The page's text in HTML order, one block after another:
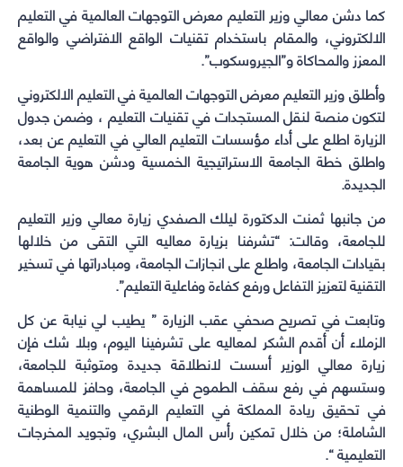
كما دشن معالي وزير التعليم معرض التوجهات العالمية في التعليم
الالكتروني، والمقام باستخدام تقنيات الواقع الافتراضي والواقع
المعزز والمحاكاة و”الجيروسكوب”.
وأطلق وزير التعليم معرض التوجهات العالمية في التعليم الالكتروني
لتكون منصة لنقل المستجدات في تقنيات التعليم ، وضمن جدول
الزيارة اطلع على أداء مؤسسات التعليم العالي في التعليم عن بعد،
واطلق خطة الجامعة الاستراتيجية الخمسية ودشن هوية الجامعة
الجديدة.
من جانبها ثمنت الدكتورة ليلك الصفدي زيارة معالي وزير التعليم
للجامعة، وقالت: “تشرفنا بزيارة معاليه التي التقى من خلالها
بقيادات الجامعة، واطلع على انجازات الجامعة، ومبادراتها في تسخير
التقنية لتعزيز التفاعل ورفع كفاءة وفاعلية التعليم”.
وتابعت في تصريح صحفي عقب الزيارة ” يطيب لي نيابة عن كل
الزملاء أن أقدم الشكر لمعاليه على تشرفينا اليوم، وبلا شك فإن
زيارة معالي الوزير أسست لانطلاقة جديدة ومتوثبة للجامعة،
وستسهم في رفع سقف الطموح في الجامعة، وحافز للمساهمة
في تحقيق ريادة المملكة في التعليم الرقمي والتنمية الوطنية
الشاملة؛ من خلال تمكين رأس المال البشري، وتجويد المخرجات
التعليمية “.